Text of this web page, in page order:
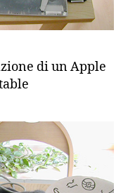
di un Apple